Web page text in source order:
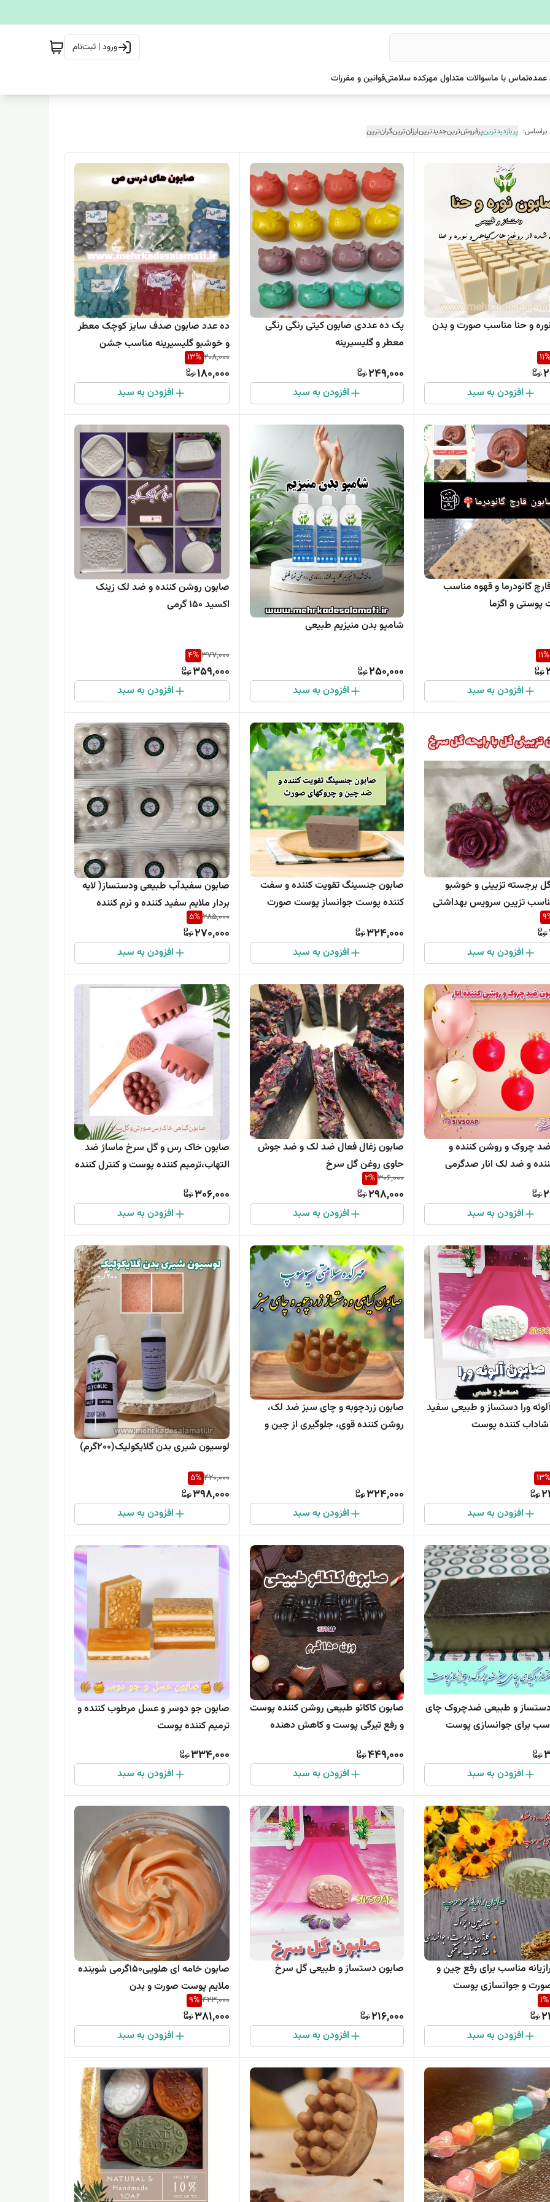
ورود | ثبت‌نام
تماس با ماسوالات متداول مهرکده سلامتیقوانین و مقررات
پربازدیدترینپرفروش‌ترینجدیدترینارزان‌ترینگران‌ترین
و حنا مناسب صورت و بدن
11%
افزودن به سبد
پک ده عددی صابون کیتی رنگی رنگی
معطر و گلیسیرینه
249,000
افزودن به سبد
ده عدد صابون صدف سایز کوچک معطر
و خوشبو گلیسیرینه مناسب جشن
حروف دانش آموزان
208,000
13%
180,000
افزودن به سبد
گانودرما و قهوه مناسب
و اگزما
11%
افزودن به سبد
شامپو بدن منیزیم طبیعی
250,000
افزودن به سبد
صابون روشن کننده و ضد لک زینک
اکسید 150 گرمی
377,000
4%
359,000
افزودن به سبد
برجسته تزیینی و خوشبو
تزیین سرویس بهداشتی
9
افزودن به سبد
صابون جنسینگ تقویت کننده و سفت
کننده پوست جوانساز پوست صورت
324,000
افزودن به سبد
صابون سفیدآب طبیعی و‌دستساز( لایه
بردار ملایم سفید کننده و نرم کننده
پوست)
285,000
5%
270,000
افزودن به سبد
چروک و روشن کننده و
و ضد لک انار صدگرمی
افزودن به سبد
صابون زغال فعال ضد لک و ضد جوش
حاوی روغن گل سرخ
306,000
2%
298,000
افزودن به سبد
صابون خاک رس و گل سرخ ماساژ ضد
التهاب،ترمیم کننده پوست و کنترل کننده
306,000
افزودن به سبد
ورا دستساز و طبیعی سفید
شاداب کننده پوست
13%
افزودن به سبد
صابون زردچوبه و چای سبز ضد لک،
روشن کننده قوی، جلوگیری از چین و
324,000
افزودن به سبد
لوسیون شیری بدن گلایکولیک‌(۲۰۰گرم)
420,000
5%
398,000
افزودن به سبد
و طبیعی ضد‌چروک چای
برای جوانسازی پوست
افزودن به سبد
صابون کاکائو طبیعی روشن کننده پوست
و رفع تیرگی پوست و کاهش دهنده
449,000
افزودن به سبد
صابون جو دوسر و عسل مرطوب کننده و
ترمیم کننده پوست
334,000
افزودن به سبد
مناسب برای رفع چین و
و جوانسازی پوست
1%
افزودن به سبد
صابون دستساز و طبیعی گل سرخ
216,000
افزودن به سبد
صابون خامه ای هلویی150گرمی شوینده
ملایم پوست صورت و بدن
423,000
9%
381,000
افزودن به سبد